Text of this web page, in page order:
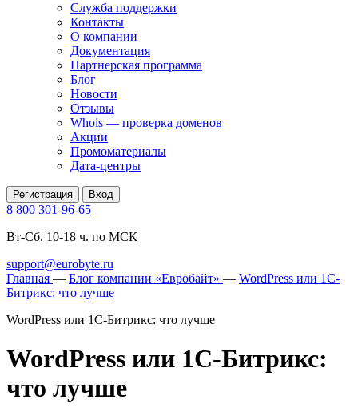
Служба поддержки
Контакты
О компании
Документация
Партнерская программа
Блог
Новости
Отзывы
Whois — проверка доменов
Акции
Промоматериалы
Дата-центры
Регистрация Вход
8 800 301-96-65
Вт-Сб. 10-18 ч. по МСК
support@eurobyte.ru
Главная — Блог компании «Евробайт» — WordPress или 1С-
Битрикс: что лучше
WordPress или 1С-Битрикс: что лучше
WordPress или 1С-Битрикс:
что лучше